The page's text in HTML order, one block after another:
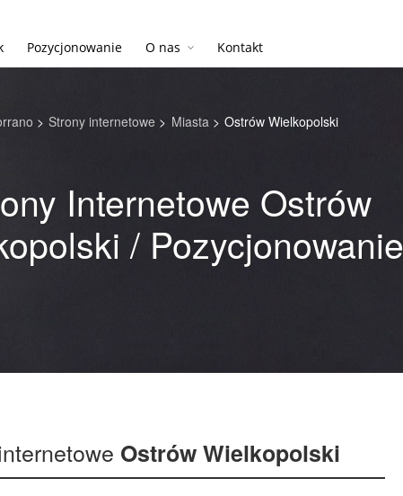
Pozycjonowanie O nas Kontakt
> Strony internetowe > Miasta > Ostrów Wielkopolski
Internetowe Ostrów
/ Pozycjonowanie
Ostrów Wielkopolski